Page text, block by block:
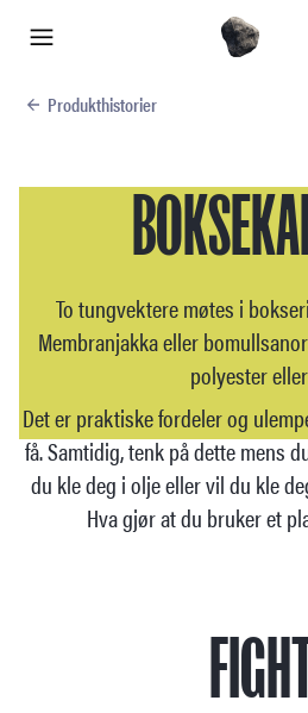
Produkthistorier
To tungvektere møtes i
Membranjakka eller
polyester
Det er praktiske fordeler og
få. Samtidig, tenk på dette mens
du kle deg i olje eller vil du kle
Hva gjør at du bruker et